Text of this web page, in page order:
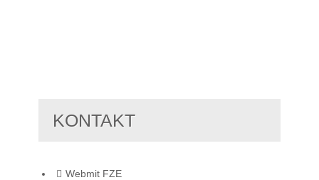
KONTAKT
Webmit FZE